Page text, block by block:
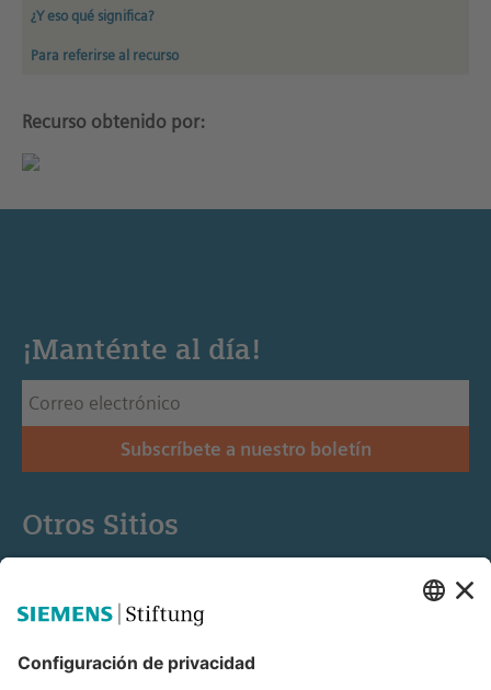
¿Y eso qué significa?
Para referirse al recurso
Recurso obtenido por:
¡Manténte al día!
Subscríbete a nuestro boletín
Otros Sitios
Educación STEM
Mediaportal